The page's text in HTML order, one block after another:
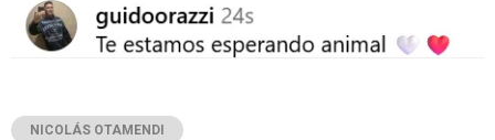
NICOLÁS OTAMENDI